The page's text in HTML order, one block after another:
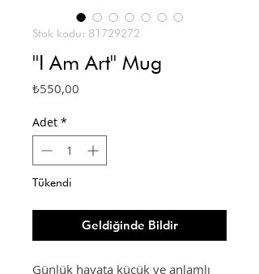
Stok kodu: 81729272
''I Am Art'' Mug
₺550,00
Adet *
Tükendi
Geldiğinde Bildir
Günlük hayata küçük ve anlamlı